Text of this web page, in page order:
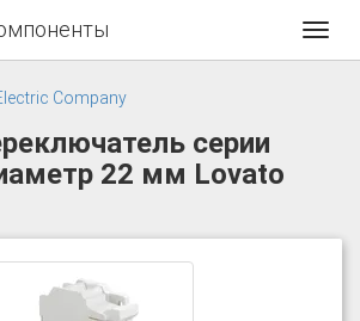
Company
серии
22 мм Lovato